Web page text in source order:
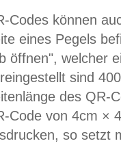
Codes können
eines Pegels
öffnen", welcher
sind
des QR-
Code von 4cm ×
so setzt